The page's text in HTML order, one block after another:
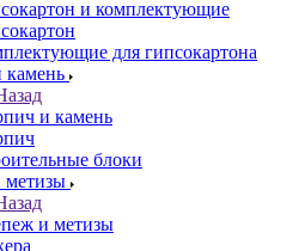
и комплектующие
для гипсокартона
и камень
блоки
и метизы